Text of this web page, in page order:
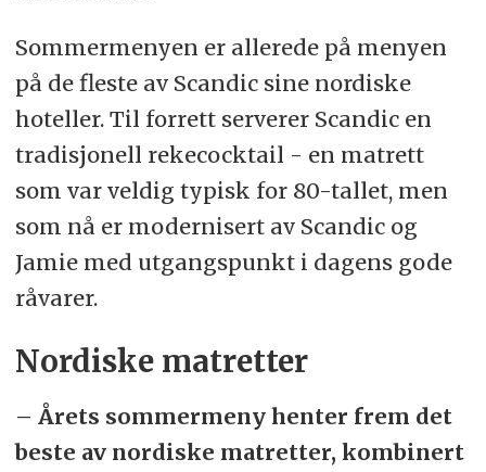
Sommermenyen er allerede på menyen
på de fleste av Scandic sine nordiske
hoteller. Til forrett serverer Scandic en
tradisjonell rekecocktail - en matrett
som var veldig typisk for 80-tallet, men
som nå er modernisert av Scandic og
Jamie med utgangspunkt i dagens gode
råvarer.
Nordiske matretter
– Årets sommermeny henter frem det
beste av nordiske matretter, kombinert